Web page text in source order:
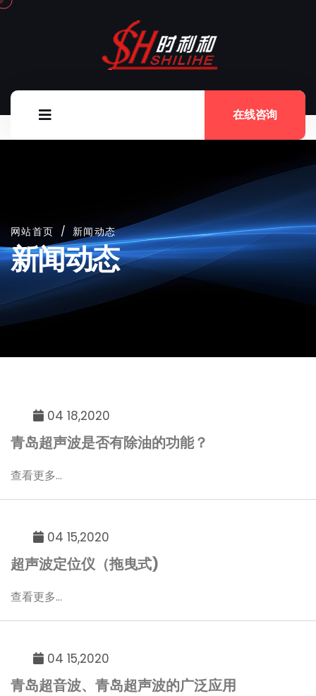
在线咨询
网站首页 / 新闻动态
新闻动态
04 18,2020
青岛超声波是否有除油的功能？
查看更多...
04 15,2020
超声波定位仪（拖曳式)
查看更多...
04 15,2020
青岛超音波、青岛超声波的广泛应用